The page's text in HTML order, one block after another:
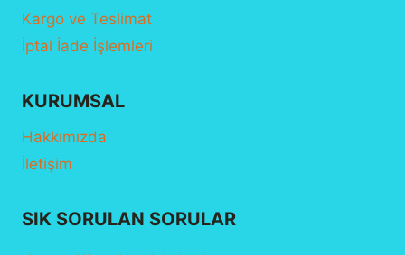
Kargo ve Teslimat
İptal İade İşlemleri
KURUMSAL
Hakkımızda
İletişim
SIK SORULAN SORULAR